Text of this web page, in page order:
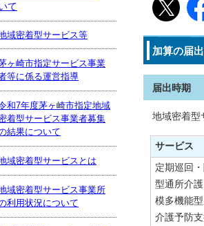
加算の届
届出時期
地域密着型
サービス
定期巡回
型通所介
模多機能
介護予防
て
域密着型サービス等
ヶ崎市指定サービス事業
等に係る運営指導
和7年度茅ヶ崎市指定地域
着型サービス事業者募集
結果について
域密着型サービスとは
域密着型サービス事業所
利用状況について